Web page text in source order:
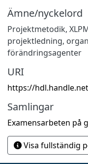
Ämne/nyckelord
Projektmetodik,
projektledning,
förändringsagenter
URI
https://
Samlingar
Examensarbeten på
Visa fullständig